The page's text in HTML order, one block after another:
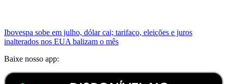
Ibovespa sobe em julho, dólar cai; tarifaço, eleições e juros
inalterados nos EUA balizam o mês
Baixe nosso app: